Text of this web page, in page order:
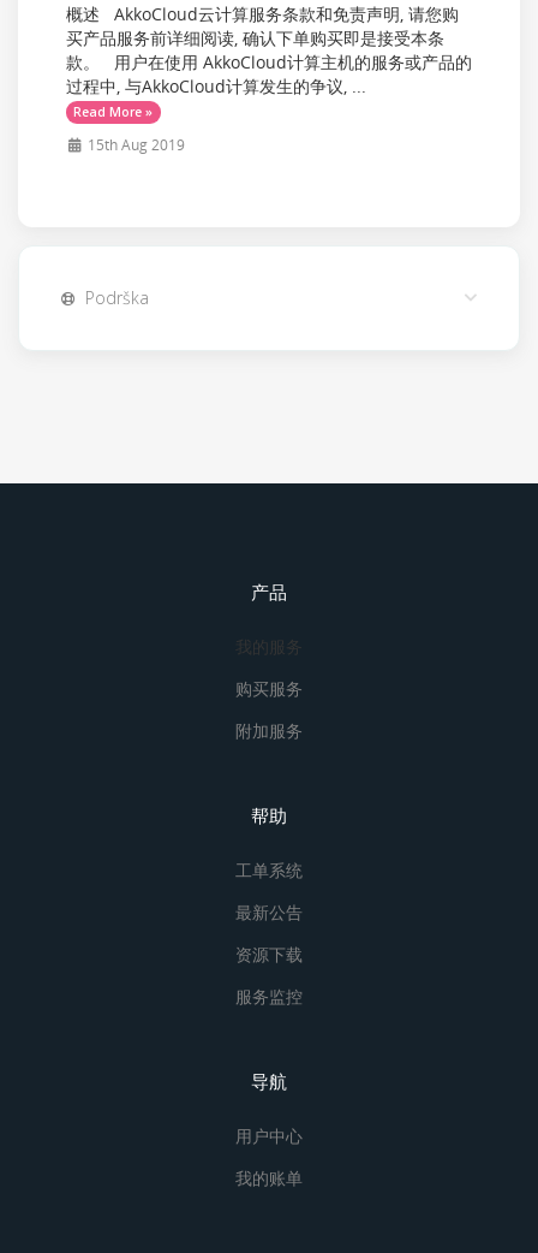
概述 AkkoCloud云计算服务条款和免责声明, 请您购
买产品服务前详细阅读, 确认下单购买即是接受本条
款。 用户在使用 AkkoCloud计算主机的服务或产品的
过程中, 与AkkoCloud计算发生的争议, ...
Read More »
15th Aug 2019
Podrška
产品
我的服务
购买服务
附加服务
帮助
工单系统
最新公告
资源下载
服务监控
导航
用户中心
我的账单